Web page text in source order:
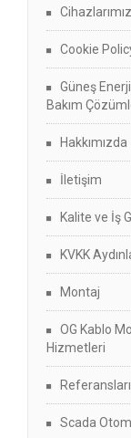
Cihazlarımız
Cookie
Güneş
Bakım
Hakkımızda
İletişim
Kalite ve İş
KVKK
Montaj
OG Kablo
Hizmetleri
Scada